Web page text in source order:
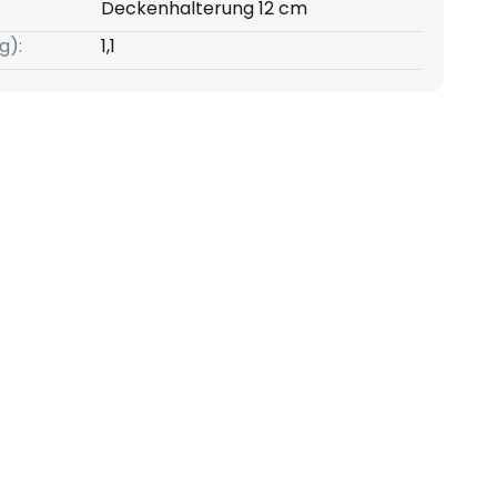
Deckenhalterung 12 cm
1,1